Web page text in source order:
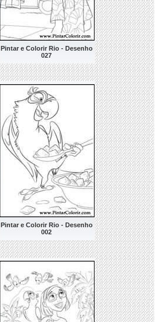
Pintar e Colorir Rio - Desenho
027
Pintar e Colorir Rio - Desenho
002